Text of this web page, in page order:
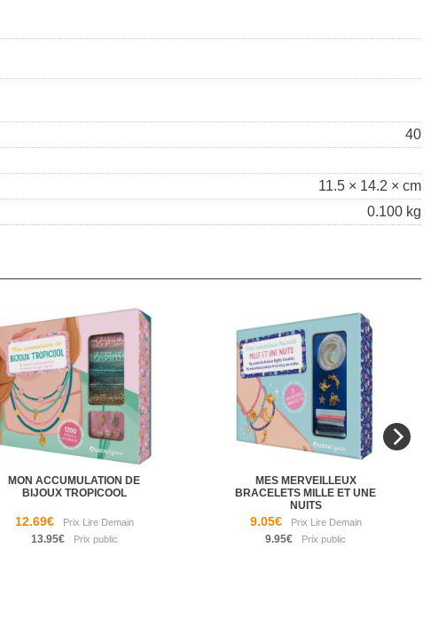
40
11.5 × 14.2 × cm
0.100 kg
MON ACCUMULATION DE
BIJOUX TROPICOOL
12.69€
13.95€
MES MERVEILLEUX
BRACELETS MILLE ET UNE
NUITS
9.05€
9.95€